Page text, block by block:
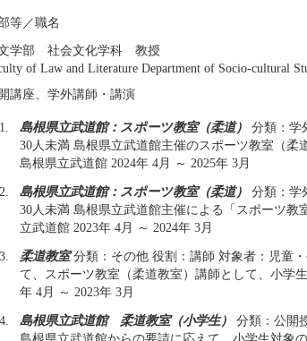
等／職名
学部 社会文化学科 教授
of Law and Literature Department of Socio-cultural
講座、学外講師・講演
1. 島根県立武道館：スポーツ教室（柔道）
分類：学
30人未満 島根県立武道館主催のスポーツ教室（柔
島根県立武道館 2024年 4月 ～ 2025年 3月
2.
島根県立武道館：スポーツ教室（柔道）
分類：学
30人未満 島根県立武道館主催による「スポーツ
立武道館 2023年 4月 ～ 2024年 3月
3.
柔道教室分類：その他 役割：講師 対象者：児童
て、スポーツ教室（柔道教室）講師として、小学
年 4月 ～ 2023年 3月
4.
島根県立武道館 柔道教室（小学生）
分類：公開